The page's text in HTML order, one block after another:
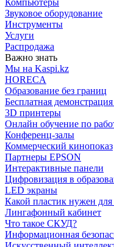
Компьютеры
Звуковое оборудование
Инструменты
Услуги
Распродажа
Важно знать
Мы на Kaspi.kz
HORECA
Образование без границ
Бесплатная
3D принтеры
Онлайн обучение по
Конференц-залы
Коммерческий кинопоказ
Партнеры EPSON
Интерактивные панели
Цифровизация в
LED экраны
Какой пластик нужен для
Лингафонный кабинет
Что такое СКУД?
Информационная